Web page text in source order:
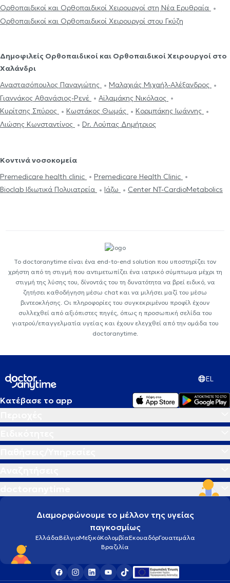
Ορθοπαιδικοί και Ορθοπαιδικοί Χειρουργοί στη Νέα Ερυθραία
Ορθοπαιδικοί και Ορθοπαιδικοί Χειρουργοί στου Γκύζη
Δημοφιλείς Ορθοπαιδικοί και Ορθοπαιδικοί Χειρουργοί στο
Χαλάνδρι
Αναστασόπουλος Παναγιώτης
Μαλαχιάς Μιχαήλ-Αλέξανδρος
Γιαννάκος Αθανάσιος-Ρενέ
Αϊλαμάκης Νικόλαος
Κυρίτσης Σπύρος
Κωστάκος Θωμάς
Κορμπάκης Ιωάννης
Λιώσης Κωνσταντίνος
Dr. Λούπας Δημήτριος
Κοντινά νοσοκομεία
Premedicare health clinic
Premedicare Health Clinic
Bioclab Ιδιωτικά Πολυιατρεία
Ιάζω Center NT-CardioMetabolics
Το doctoranytime είναι ένα end-to-end solution που υποστηρίζει τον
χρήστη από τη στιγμή που αντιμετωπίζει ένα ιατρικό σύμπτωμα μέχρι τη
στιγμή της λύσης του, δίνοντάς του τη δυνατότητα να βρεί ειδικό, να
ζητήσει καθοδήγηση μέσω chat και να μιλήσει μαζί του μέσω
βιντεοκλήσης. Οι πληροφορίες του συγκεκριμένου προφίλ έχουν
συλλεχθεί από αξιόπιστες πηγές, όπως η προσωπική σελίδα του
γιατρού/επαγγελματία υγείας και έχουν ελεγχθεί από την ομάδα του
doctoranytime.
EL
Κατέβασε το app
Διαμορφώνουμε το μέλλον της υγείας
παγκοσμίως
ΕλλάδαΒέλγιοΜεξικόΚολομβίαΕκουαδόρΓουατεμάλα
Βραζιλία